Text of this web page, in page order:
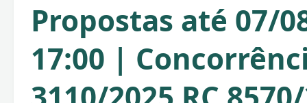
Propostas até 07/
17:00 |